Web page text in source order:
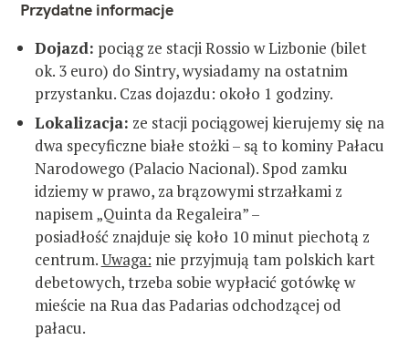
Przydatne informacje
Dojazd: pociąg ze stacji Rossio w Lizbonie (bilet
ok. 3 euro) do Sintry, wysiadamy na ostatnim
przystanku. Czas dojazdu: około 1 godziny.
Lokalizacja: ze stacji pociągowej kierujemy się na
dwa specyficzne białe stożki – są to kominy Pałacu
Narodowego (Palacio Nacional). Spod zamku
idziemy w prawo, za brązowymi strzałkami z
napisem „Quinta da Regaleira” –
posiadłość znajduje się koło 10 minut piechotą z
centrum.Uwaga: nie przyjmują tam polskich kart
debetowych, trzeba sobie wypłacić gotówkę w
mieście na Rua das Padarias odchodzącej od
pałacu.